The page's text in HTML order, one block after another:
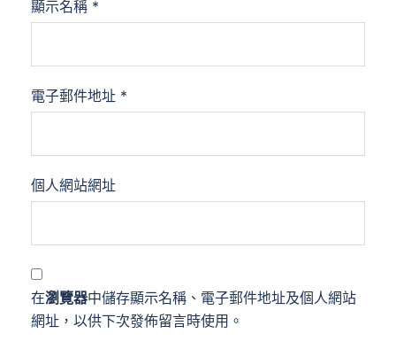
顯示名稱 *
電子郵件地址 *
個人網站網址
在瀏覽器中儲存顯示名稱、電子郵件地址及個人網站
網址，以供下次發佈留言時使用。